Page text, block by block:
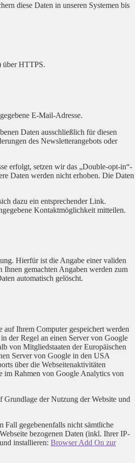
diese Daten in unseren Systemen bis
über HTTPS.
E-Mail-Adresse.
Daten ausschließlich für diesen
des Newsletterangebots oder
erfolgt, setzen wir das „Double-opt-in“-
Daten werden nicht erhoben. Die Daten
dazu ein entsprechender Link.
Kontaktmöglichkeit mitteilen.
Hierfür ist die Angabe einer validen
gemachten Angaben werden zum
automatisch gelöscht.
Ihrem Computer gespeichert werden
der Regel an einen Server von Google
von Mitgliedstaaten der Europäischen
Server von Google in den USA
über die Webseitenaktivitäten
im Rahmen von Google Analytics von
der Nutzung der Website und
Fall gegebenenfalls nicht sämtliche
bezogenen Daten (inkl. Ihrer IP-
installieren: Browser Add On zur